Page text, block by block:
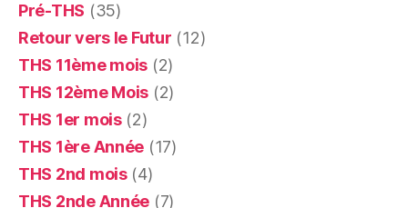
Pré-THS (35)
Retour vers le Futur (12)
THS 11ème mois (2)
THS 12ème Mois (2)
THS 1er mois(2)
THS 1ère Année (17)
THS 2nd mois(4)
THS 2nde Année (7)